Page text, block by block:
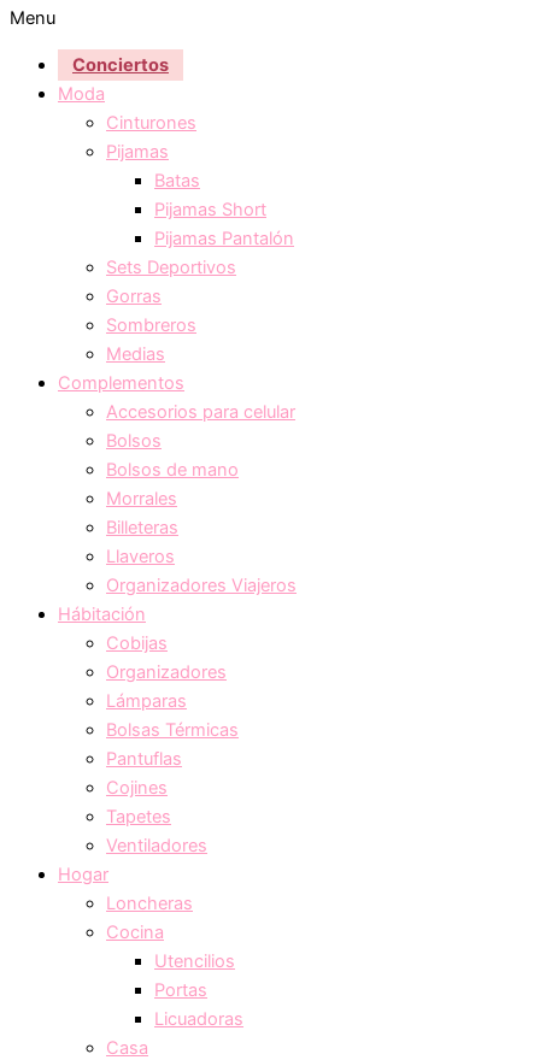
Menu
Conciertos
Moda
Cinturones
Pijamas
Batas
Pijamas Short
Pijamas Pantalón
Sets Deportivos
Gorras
Sombreros
Medias
Complementos
Accesorios para celular
Bolsos
Bolsos de mano
Morrales
Billeteras
Llaveros
Organizadores Viajeros
Hábitación
Cobijas
Organizadores
Lámparas
Bolsas Térmicas
Pantuflas
Cojines
Tapetes
Ventiladores
Hogar
Loncheras
Cocina
Utencilios
Portas
Licuadoras
Casa